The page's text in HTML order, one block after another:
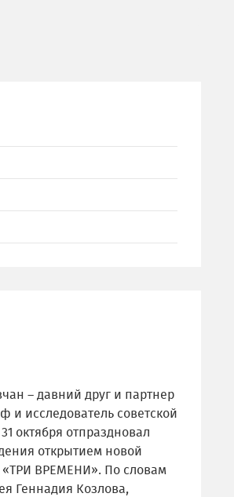
– давний друг и партнер
и исследователь советской
октября отпраздновал
открытием новой
«ТРИ ВРЕМЕНИ». По словам
Геннадия Козлова,